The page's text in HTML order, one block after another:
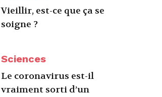
Vieillir, est-ce que ça se
soigne ?
Sciences
Le coronavirus est-il
vraiment sorti d’un